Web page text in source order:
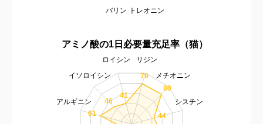
トレオニン
バリン
アミノ酸の1日必要量充足率（猫）
61
46
41
79
80
44
アルギニン
イソロイシン
ロイシン
リジン
メチオニン
シスチン